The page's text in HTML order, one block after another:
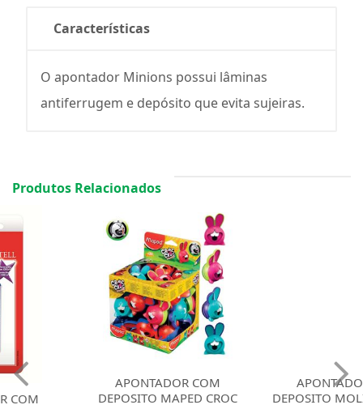
Características
O apontador Minions possui lâminas
antiferrugem e depósito que evita sujeiras.
Produtos Relacionados
APONTADOR COM
DEPOSITO MAPED CROC
APONTADOR COM
DEPOSITO MOLIN FORMAT